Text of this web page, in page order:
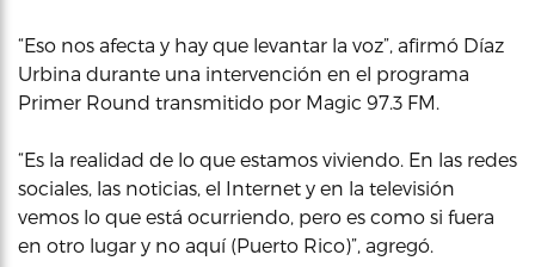
“Eso nos afecta y hay que levantar la voz”, afirmó Díaz
Urbina durante una intervención en el programa
Primer Round transmitido por Magic 97.3 FM.
“Es la realidad de lo que estamos viviendo. En las redes
sociales, las noticias, el Internet y en la televisión
vemos lo que está ocurriendo, pero es como si fuera
en otro lugar y no aquí (Puerto Rico)”, agregó.